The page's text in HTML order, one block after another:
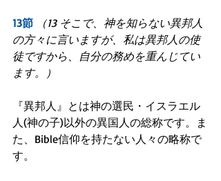
13節
（13 そこで、神を知らない異邦人
の方々に言いますが、私は異邦人の使
徒ですから、自分の務めを重んじてい
ます。）
『異邦人』とは神の選民・イスラエル
人(神の子)以外の異国人の総称です。ま
た、Bible信仰を持たない人々の略称で
す。